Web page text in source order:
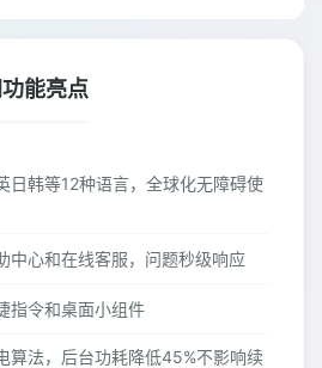
能亮点
日韩等12种语言，全球化无障碍使
中心和在线客服，问题秒级响应
指令和桌面小组件
算法，后台功耗降低45%不影响续